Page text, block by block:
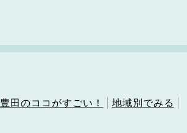
豊田のココがすごい！
地域別でみる